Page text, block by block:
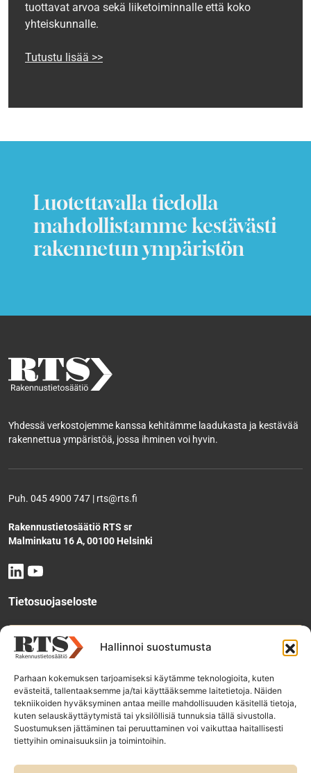
Hallinnoi suostumusta
Parhaan kokemuksen tarjoamiseksi käytämme teknologioita, kuten
evästeitä, tallentaaksemme ja/tai käyttääksemme laitetietoja. Näiden
tekniikoiden hyväksyminen antaa meille mahdollisuuden käsitellä tietoja,
kuten selauskäyttäytymistä tai yksilöllisiä tunnuksia tällä sivustolla.
Suostumuksen jättäminen tai peruuttaminen voi vaikuttaa haitallisesti
tiettyihin ominaisuuksiin ja toimintoihin.
tuottavat arvoa sekä liiketoiminnalle että koko
yhteiskunnalle.
Tutustu lisää >>
Luotettavalla tiedolla
mahdollistamme kestävästi
rakennetun ympäristön
Yhdessä verkostojemme kanssa kehitämme laadukasta ja kestävää
rakennettua ympäristöä, jossa ihminen voi hyvin.
Puh. 045 4900 747 | rts@rts.fi
Rakennustietosäätiö RTS sr
Malminkatu 16 A, 00100 Helsinki
Tietosuojaseloste
Tee käyttölupahakemus
Tilaa uutiskirje